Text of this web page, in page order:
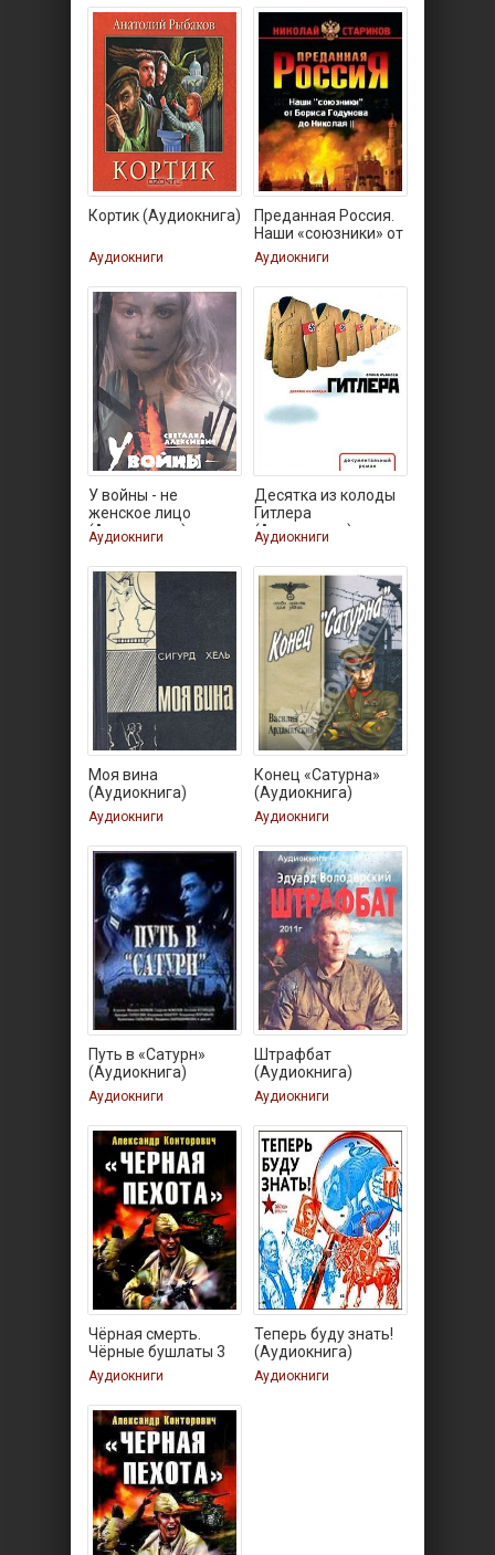
Кортик (Аудиокнига)
Аудиокниги
Преданная Россия.
Наши «союзники» от
Аудиокниги
У войны - не
женское лицо
(Аудиокнига)
Аудиокниги
Десятка из колоды
Гитлера
(Аудиокнига)
Аудиокниги
Моя вина
(Аудиокнига)
Аудиокниги
Конец «Сатурна»
(Аудиокнига)
Аудиокниги
Путь в «Сатурн»
(Аудиокнига)
Аудиокниги
Штрафбат
(Аудиокнига)
Аудиокниги
Чёрная смерть.
Чёрные бушлаты 3
Аудиокниги
Теперь буду знать!
(Аудиокнига)
Аудиокниги